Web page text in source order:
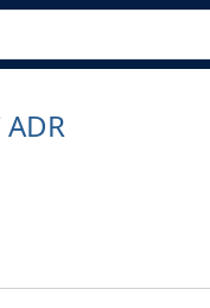
ADR